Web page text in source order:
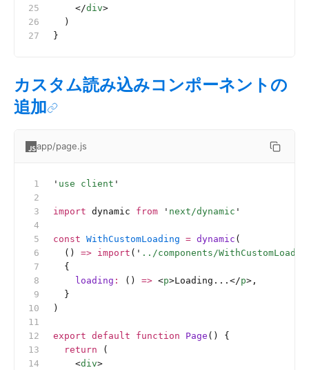
    </
div>
  )
}
カスタム読み込みコンポーネントの
追加
app/page.js
' use client '
import dynamic from ' next/dynamic '
const WithCustomLoading = dynamic (
  ()
=> import ( ' ../components/
  {
    loading
: () => <p>Loading...</p>,
  }
)
export default function Page () {
  return
(
    <
div>